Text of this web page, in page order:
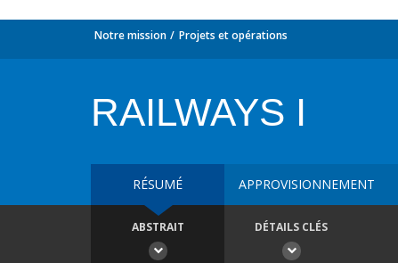
Notre mission Projets et opérations
RAILWAYS I
RÉSUMÉ APPROVISIONNEMENT
ABSTRAIT DÉTAILS CLÉS